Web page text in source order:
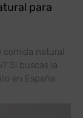
para
comida natural
Si buscas la
en España